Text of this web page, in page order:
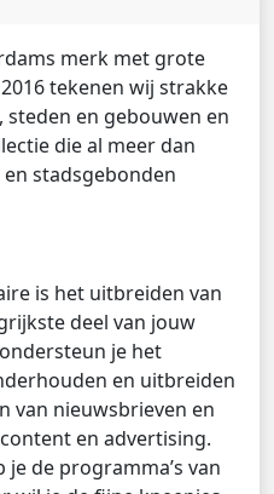
merk met grote
tekenen wij strakke
en gebouwen en
die al meer dan
stadsgebonden
is het uitbreiden van
deel van jouw
je het
en uitbreiden
van nieuwsbrieven en
en advertising.
de programma’s van